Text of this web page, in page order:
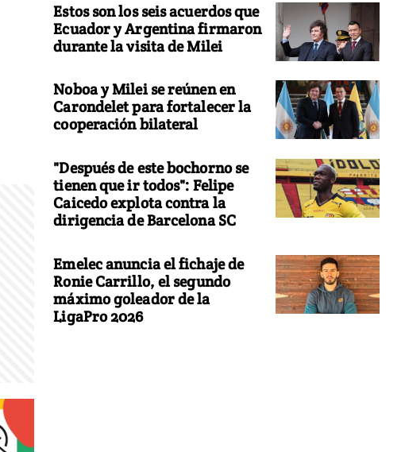
Estos son los seis acuerdos que
Ecuador y Argentina firmaron
durante la visita de Milei
Noboa y Milei se reúnen en
Carondelet para fortalecer la
cooperación bilateral
"Después de este bochorno se
tienen que ir todos": Felipe
Caicedo explota contra la
dirigencia de Barcelona SC
Emelec anuncia el fichaje de
Ronie Carrillo, el segundo
máximo goleador de la
LigaPro 2026